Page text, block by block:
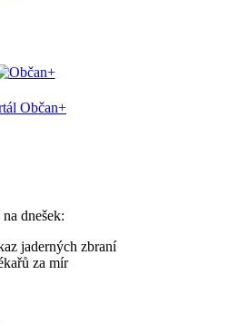
Občan+
dnešek:
jaderných zbraní
za mír